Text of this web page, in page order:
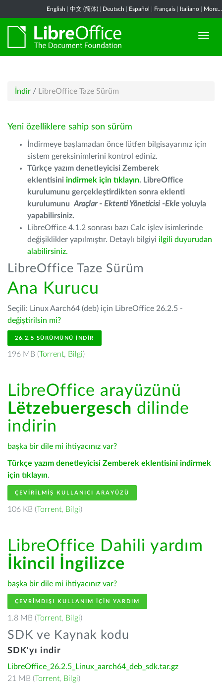
English 中文 (简体) Deutsch Español Français Italiano More...
İndir / LibreOffice Taze Sürüm
Yeni özelliklere sahip son sürüm
İndirmeye başlamadan önce lütfen bilgisayarınız için
sistem gereksinimlerini kontrol ediniz.
Türkçe yazım denetleyicisi Zemberek
eklentisini indirmek için tıklayın. LibreOffice
kurulumunu gerçekleştirdikten sonra eklenti
kurulumunu Araçlar - Ektenti Yöneticisi -Ekle yoluyla
yapabilirsiniz.
LibreOffice 4.1.2 sonrası bazı Calc işlev isimlerinde
değişiklikler yapılmıştır. Detaylı bilgiyi ilgili duyurudan
alabilirsiniz.
LibreOffice Taze Sürüm
Ana Kurucu
Seçili: Linux Aarch64 (deb) için LibreOffice 26.2.5 -
değiştirilsin mi?
26.2.5 SÜRÜMÜNÜ İNDIR
196 MB (Torrent, Bilgi)
LibreOffice arayüzünü
Lëtzebuergesch dilinde
indirin
başka bir dile mi ihtiyacınız var?
Türkçe yazım denetleyicisi Zemberek eklentisini indirmek
için tıklayın.
ÇEVIRILMIŞ KULLANICI ARAYÜZÜ
106 KB (Torrent, Bilgi)
LibreOffice Dahili yardım
İkincil İngilizce
başka bir dile mi ihtiyacınız var?
ÇEVRIMDIŞI KULLANIM IÇIN YARDIM
1.8 MB (Torrent, Bilgi)
SDK ve Kaynak kodu
SDK'yı indir
LibreOffice_26.2.5_Linux_aarch64_deb_sdk.tar.gz
21 MB (Torrent, Bilgi)